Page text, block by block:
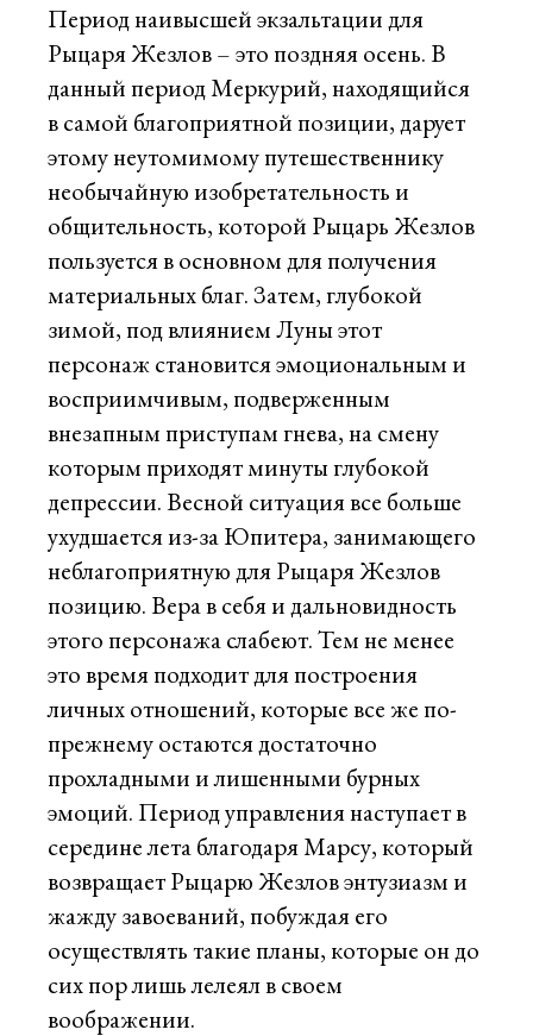
Период наивысшей экзальтации для
Рыцаря Жезлов – это поздняя осень. В
данный период Меркурий, находящийся
в самой благоприятной позиции, дарует
этому неутомимому путешественнику
необычайную изобретательность и
общительность, которой Рыцарь Жезлов
пользуется в основном для получения
материальных благ. Затем, глубокой
зимой, под влиянием Луны этот
персонаж становится эмоциональным и
восприимчивым, подверженным
внезапным приступам гнева, на смену
которым приходят минуты глубокой
депрессии. Весной ситуация все больше
ухудшается из-за Юпитера, занимающего
неблагоприятную для Рыцаря Жезлов
позицию. Вера в себя и дальновидность
этого персонажа слабеют. Тем не менее
это время подходит для построения
личных отношений, которые все же по-
прежнему остаются достаточно
прохладными и лишенными бурных
эмоций. Период управления наступает в
середине лета благодаря Марсу, который
возвращает Рыцарю Жезлов энтузиазм и
жажду завоеваний, побуждая его
осуществлять такие планы, которые он до
сих пор лишь лелеял в своем
воображении.